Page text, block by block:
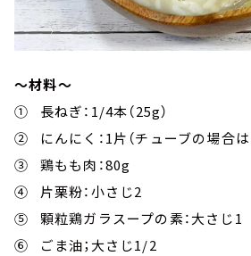
～材料～
① 長ねぎ：1/4本（25g）
② にんにく：1片（チューブの場合は
③ 鶏もも肉：80g
④ 片栗粉：小さじ2
⑤ 顆粒鶏ガラスープの素：大さじ1
⑥ ごま油；大さじ1/2